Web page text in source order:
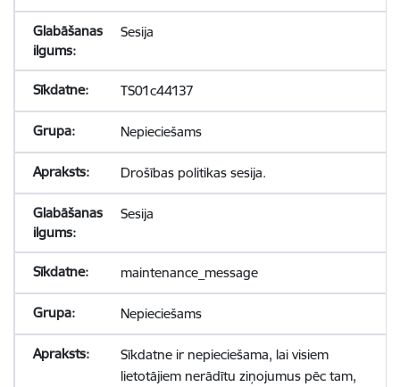
Sesija
TS01c44137
Nepieciešams
Drošības politikas sesija.
Sesija
maintenance_message
Nepieciešams
Sīkdatne ir nepieciešama, lai visiem
lietotājiem nerādītu ziņojumus pēc tam,